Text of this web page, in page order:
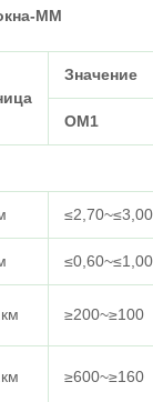
ММ
Значение
ОМ1
≤2,70~≤3,00
≤0,60~≤1,00
≥200~≥100
≥600~≥160